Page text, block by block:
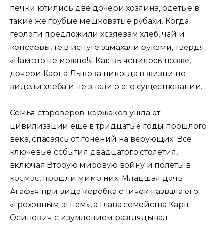
печки ютились две дочери хозяина, одетые в
такие же грубые мешковатые рубахи. Когда
геологи предложили хозяевам хлеб, чай и
консервы, те в испуге замахали руками, твердя:
«Нам это не можно!». Как выяснилось позже,
дочери Карпа Лыкова никогда в жизни не
видели хлеба и не знали о его существовании.
Семья староверов-кержаков ушла от
цивилизации еще в тридцатые годы прошлого
века, спасаясь от гонений на верующих. Все
ключевые события двадцатого столетия,
включая Вторую мировую войну и полеты в
космос, прошли мимо них. Младшая дочь
Агафья при виде коробка спичек назвала его
«греховным огнем», а глава семейства Карп
Осипович с изумлением разглядывал